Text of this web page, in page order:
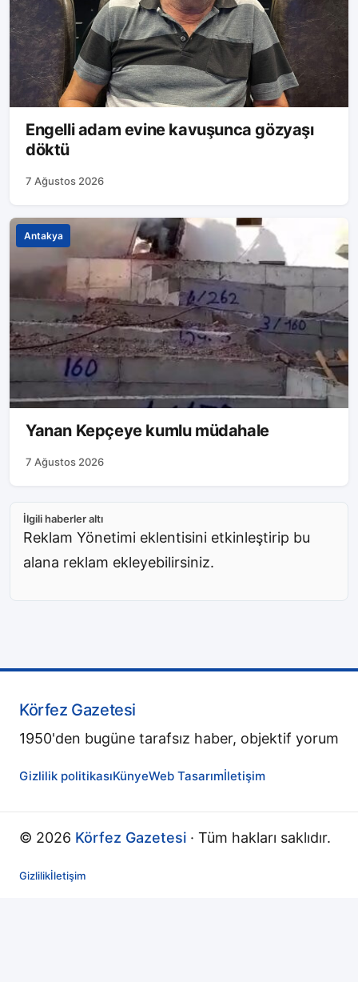
Engelli adam evine kavuşunca gözyaşı
döktü
7 Ağustos 2026
Antakya
Yanan Kepçeye kumlu müdahale
7 Ağustos 2026
İlgili haberler altı
Reklam Yönetimi eklentisini etkinleştirip bu
alana reklam ekleyebilirsiniz.
Körfez Gazetesi
1950'den bugüne tarafsız haber, objektif yorum
Gizlilik politikasıKünyeWeb Tasarımİletişim
© 2026 Körfez Gazetesi · Tüm hakları saklıdır.
Gizlilikİletişim